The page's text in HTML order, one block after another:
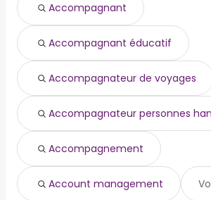
Accompagnant
Accompagnant éducatif
Accompagnateur de voyages
Accompagnateur personnes
Accompagnement
Account management